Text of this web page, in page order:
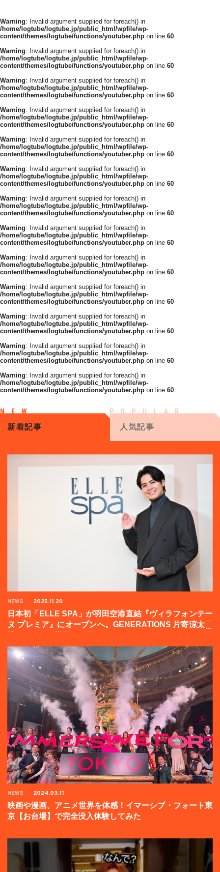
Warning: Invalid argument supplied for foreach() in
/home/logtube/logtube.jp/public_html/wpfile/wp-
content/themes/logtube/functions/youtuber.php on line 60
Warning: Invalid argument supplied for foreach() in
/home/logtube/logtube.jp/public_html/wpfile/wp-
content/themes/logtube/functions/youtuber.php on line 60
Warning: Invalid argument supplied for foreach() in
/home/logtube/logtube.jp/public_html/wpfile/wp-
content/themes/logtube/functions/youtuber.php on line 60
Warning: Invalid argument supplied for foreach() in
/home/logtube/logtube.jp/public_html/wpfile/wp-
content/themes/logtube/functions/youtuber.php on line 60
Warning: Invalid argument supplied for foreach() in
/home/logtube/logtube.jp/public_html/wpfile/wp-
content/themes/logtube/functions/youtuber.php on line 60
Warning: Invalid argument supplied for foreach() in
/home/logtube/logtube.jp/public_html/wpfile/wp-
content/themes/logtube/functions/youtuber.php on line 60
Warning: Invalid argument supplied for foreach() in
/home/logtube/logtube.jp/public_html/wpfile/wp-
content/themes/logtube/functions/youtuber.php on line 60
Warning: Invalid argument supplied for foreach() in
/home/logtube/logtube.jp/public_html/wpfile/wp-
content/themes/logtube/functions/youtuber.php on line 60
Warning: Invalid argument supplied for foreach() in
/home/logtube/logtube.jp/public_html/wpfile/wp-
content/themes/logtube/functions/youtuber.php on line 60
Warning: Invalid argument supplied for foreach() in
/home/logtube/logtube.jp/public_html/wpfile/wp-
content/themes/logtube/functions/youtuber.php on line 60
Warning: Invalid argument supplied for foreach() in
/home/logtube/logtube.jp/public_html/wpfile/wp-
content/themes/logtube/functions/youtuber.php on line 60
Warning: Invalid argument supplied for foreach() in
/home/logtube/logtube.jp/public_html/wpfile/wp-
content/themes/logtube/functions/youtuber.php on line 60
Warning: Invalid argument supplied for foreach() in
/home/logtube/logtube.jp/public_html/wpfile/wp-
content/themes/logtube/functions/youtuber.php on line 60
新着記事 人気記事
NEWS 2025.11.20
日本初「ELLE SPA」が羽田空港直結『ヴィラフォンテー
ヌ プレミア』にオープンへ。GENERATIONS 片寄涼太登
NEWS 2024.03.11
映画や漫画、アニメ世界を体感！イマーシブ・フォート東
京【お台場】で完全没入体験してみた